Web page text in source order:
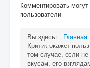
Комментировать
пользователи
Вы здесь: Главная
Критик окажет
том случае, если не
вкусам, его